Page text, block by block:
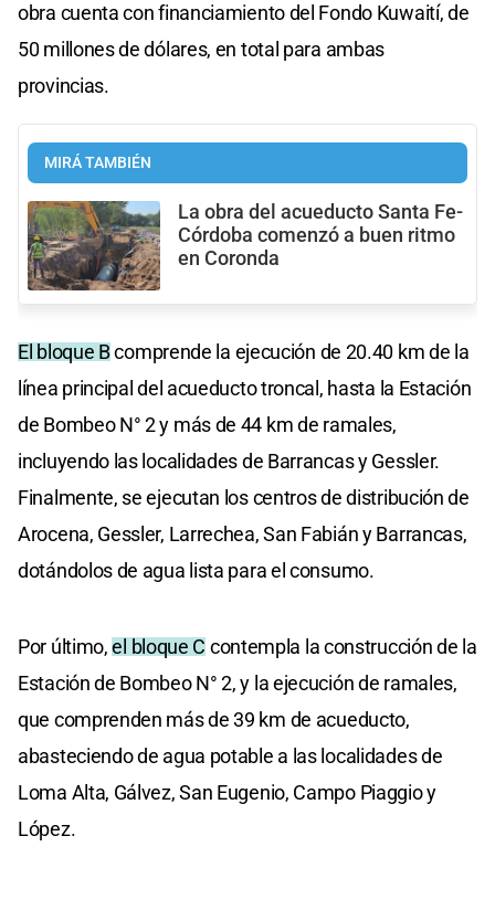
obra cuenta con financiamiento del Fondo Kuwaití, de
50 millones de dólares, en total para ambas
provincias.
MIRÁ TAMBIÉN
La obra del acueducto Santa Fe-
Córdoba comenzó a buen ritmo
en Coronda
El bloque Bcomprende la ejecución de 20.40 km de la
línea principal del acueducto troncal, hasta la Estación
de Bombeo N° 2 y más de 44 km de ramales,
incluyendo las localidades de Barrancas y Gessler.
Finalmente, se ejecutan los centros de distribución de
Arocena, Gessler, Larrechea, San Fabián y Barrancas,
dotándolos de agua lista para el consumo.
Por último,el bloque C contempla la construcción de la
Estación de Bombeo N° 2, y la ejecución de ramales,
que comprenden más de 39 km de acueducto,
abasteciendo de agua potable a las localidades de
Loma Alta, Gálvez, San Eugenio, Campo Piaggio y
López.